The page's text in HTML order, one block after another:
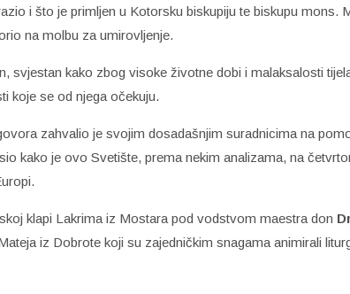
i što je primljen u Kotorsku biskupiju te biskupu mons.
na molbu za umirovljenje.
svjestan kako zbog visoke životne dobi i malaksalosti
koje se od njega očekuju.
zahvalio je svojim dosadašnjim suradnicima na
kako je ovo Svetište, prema nekim analizama, na
klapi Lakrima iz Mostara pod vodstvom maestra don
iz Dobrote koji su zajedničkim snagama animirali